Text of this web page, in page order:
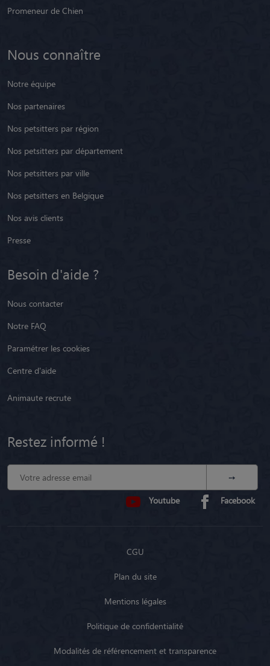
Promeneur de Chien
Nous connaître
Notre équipe
Nos partenaires
Nos petsitters par région
Nos petsitters par département
Nos petsitters par ville
Nos petsitters en Belgique
Nos avis clients
Presse
Besoin d'aide ?
Nous contacter
Notre FAQ
Paramétrer les cookies
Centre d'aide
Animaute recrute
Restez informé !
Youtube Facebook
CGU
Plan du site
Mentions légales
Politique de confidentialité
Modalités de référencement et transparence